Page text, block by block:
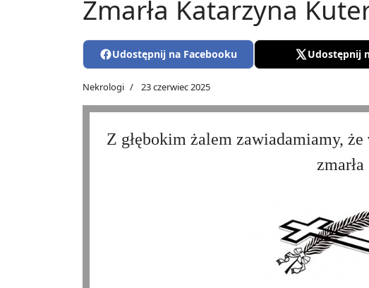
Zmarła Katarzyna
Udostępnij na Facebooku Udostępnij
Nekrologi 23 czerwiec 2025
Z głębokim żalem zawiadamiamy, że
zmarła